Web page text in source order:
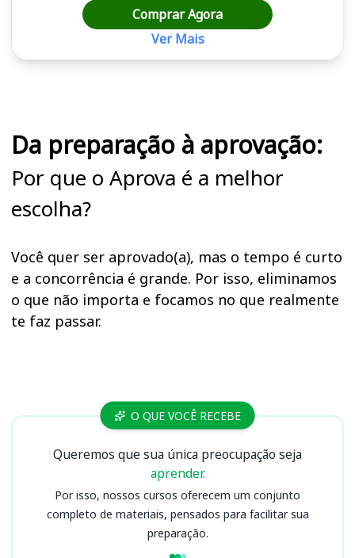
Comprar Agora
Ver Mais
Da preparação à aprovação:
Por que o Aprova é a melhor
escolha?
Você quer ser aprovado(a), mas o tempo é curto
e a concorrência é grande. Por isso, eliminamos
o que não importa e focamos no que realmente
te faz passar.
Cursos FACELIO QUE VOCÊ RECEBE
Queremos que sua única preocupação seja
aprender.
Por isso, nossos cursos oferecem um conjunto
completo de materiais, pensados para facilitar sua
preparação.